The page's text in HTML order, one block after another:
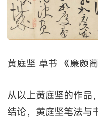
黄庭坚 草书 《廉颇
从以上黄庭坚的作品
结论，黄庭坚笔法与